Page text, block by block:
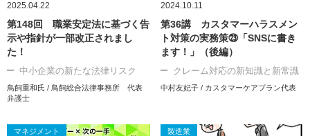
2025.04.22
第148回 職業安定法に基づく告
示や指針が一部改正されまし
た！
中小企業の新たな法律リスク
鳥飼重和氏 / 鳥飼総合法律事務所 代表
弁護士
2024.10.11
第36講 カスタマーハラスメン
ト対策の実務策㉓「SNSに書き
ます！」（後編）
クレーム対応の新知識と新常識
中村友妃子 / カスタマーケアプラン代表
マネジメント 製造業